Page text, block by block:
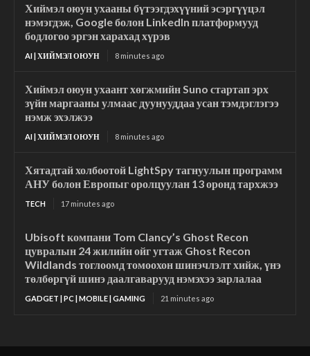
Хиймэл оюун ухааны бүтээгдэхүүний эсэргүүцэл
нэмэгдэж, Google болон LinkedIn платформууд
бодлогоо эргэн харахад хүрэв
AI | ХИЙМЭЛ ОЮУН 8 minutes ago
Хиймэл оюун ухаант хөгжмийн Suno стартап эрх
зүйн маргааны улмаас дуунууддаа усан тэмдэглэгээ
нэмж эхэлжээ
AI | ХИЙМЭЛ ОЮУН 8 minutes ago
Хятадтай холбоотой LightSpy тагнуулын программ
АНУ болон Европыг оролцуулан 13 оронд тархжээ
TECH 17 minutes ago
Ubisoft компани Tom Clancy’s Ghost Recon
цувралын 24 жилийн ойг угтаж Ghost Recon
Wildlands тоглоомд томоохон шинэчлэлт хийж, үнэ
төлбөргүй шинэ даалгаварууд нэмэхээ зарлалаа
GADGET | PC | MOBILE | GAMING 21 minutes ago